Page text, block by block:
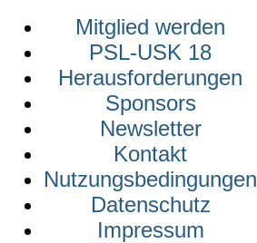
Mitglied werden
PSL-USK 18
Herausforderungen
Sponsors
Newsletter
Kontakt
Nutzungsbedingungen
Datenschutz
Impressum